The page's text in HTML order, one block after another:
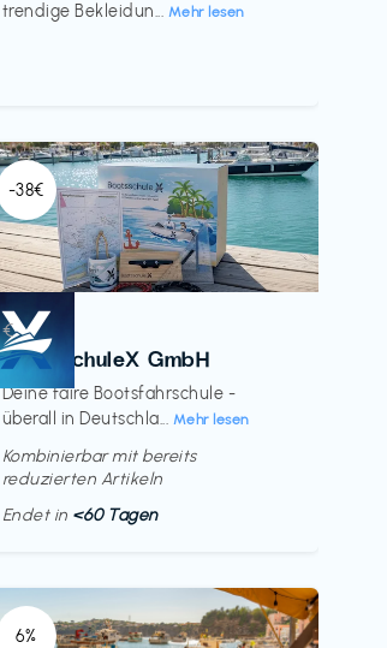
trendige Bekleidun... Mehr lesen
-38€
Kurse
BootsschuleX GmbH
Deine faire Bootsfahrschule -
überall in Deutschla... Mehr lesen
€‎
Kombinierbar mit bereits
reduzierten Artikeln
Endet in <60 Tagen
6%